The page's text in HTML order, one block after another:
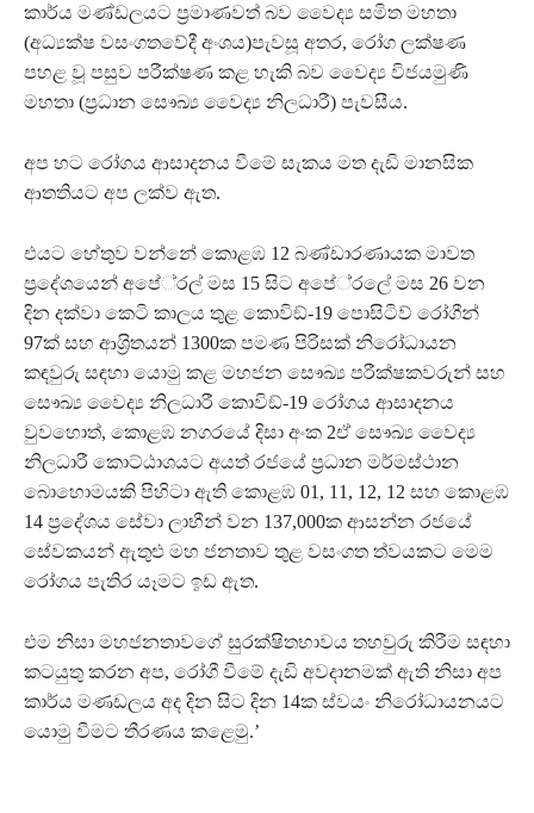
කාර්ය මණ්ඩලයට ප‍්‍රමාණවත් බව වෛද්‍ය සමිත මහතා
(අධ්‍යක්ෂ වසංගතවේදී අංශය)පැවසූ අතර, රෝග ලක්ෂණ
පහළ වූ පසුව පරීක්ෂණ කළ හැකි බව වෛද්‍ය විජයමුණි
මහතා (ප‍්‍රධාන සෞඛ්‍ය වෛද්‍ය නිලධාරී) පැවසීය.
අප හට රෝගය ආසාදනය වීමේ සැකය මත දැඩි මානසික
ආතතියට අප ලක්ව ඇත.
එයට හේතුව වන්නේ කොළඹ 12 බණ්ඩාරණායක මාවත
ප‍්‍රදේශයෙන් අපේ‍්‍රල් මස 15 සිට අපේ‍්‍රලේ මස 26 වන
දින දක්වා කෙටි කාලය තුළ කොවිඞ්-19 පොසිටිව් රෝගීන්
97ක් සහ ආශ‍්‍රිතයන් 1300ක පමණ පිරිසක් නිරෝධායන
කඳවුරු සඳහා යොමු කළ මහජන සෞඛ්‍ය පරීක්ෂකවරුන් සහ
සෞඛ්‍ය වෛද්‍ය නිලධාරී කොවිඞ්-19 රෝගය ආසාදනය
වුවහොත්, කොළඹ නගරයේ දිසා අංක 2ඒ සෞඛ්‍ය වෛද්‍ය
නිලධාරී කොට්ඨාශයට අයත් රජයේ ප‍්‍රධාන මර්මස්ථාන
බොහොමයකි පිහිටා ඇති කොළඹ 01, 11, 12, 12 සහ කොළඹ
14 ප‍්‍රදේශය සේවා ලාභීන් වන 137,000ක ආසන්න රජයේ
සේවකයන් ඇතුළු මහ ජනතාව තුළ වසංගත ත්වයකට මෙම
රෝගය පැතිර යෑමට ඉඩ ඇත.
එම නිසා මහජනතාවගේ සුරක්ෂිතභාවය තහවුරු කිරීම සඳහා
කටයුතු කරන අප, රෝගී වීමේ දැඩි අවදානමක් ඇති නිසා අප
කාර්ය මණඩලය අද දින සිට දින 14ක ස්වයං නිරෝධායනයට
යොමු වීමට තීරණය කළෙමු.’